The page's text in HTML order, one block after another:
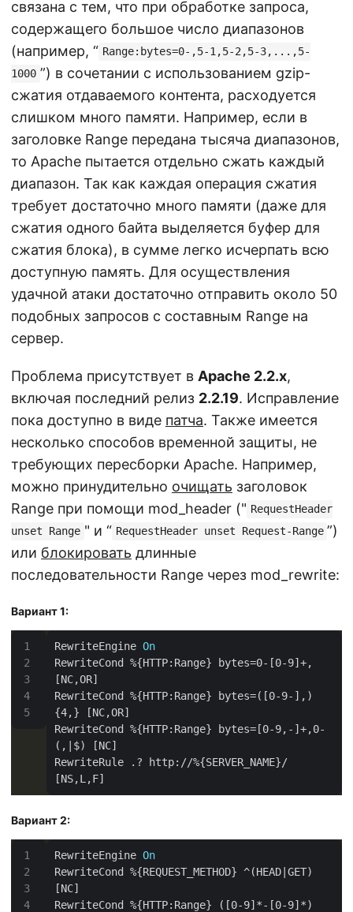
связана с тем, что при обработке запроса,
содержащего большое число диапазонов
(например, “ Range:bytes=0-,5-1,5-2,5-3,...,5-
1000 ”) в сочетании с использованием gzip-
сжатия отдаваемого контента, расходуется
слишком много памяти. Например, если в
заголовке Range передана тысяча диапазонов,
то Apache пытается отдельно сжать каждый
диапазон. Так как каждая операция сжатия
требует достаточно много памяти (даже для
сжатия одного байта выделяется буфер для
сжатия блока), в сумме легко исчерпать всю
доступную память. Для осуществления
удачной атаки достаточно отправить около 50
подобных запросов с составным Range на
сервер.
Проблема присутствует в Apache 2.2.x,
включая последний релиз 2.2.19. Исправление
пока доступно в виде патча. Также имеется
несколько способов временной защиты, не
требующих пересборки Apache. Например,
можно принудительно очищать заголовок
Range при помощи mod_header (" RequestHeader
unset Range " и “ RequestHeader unset Request-Range ”)
или блокировать длинные
последовательности Range через mod_rewrite:
Вариант 1:
3
4
5
RewriteEngine On
RewriteCond %{HTTP:Range} bytes=0-[0-9]+,
RewriteCond %{HTTP:Range} bytes=([0-9-],)
RewriteCond %{HTTP:Range} bytes=[0-9,-]+,0-
RewriteRule .? http://%{SERVER_NAME}/
Вариант 2:
3
4
RewriteEngine On
RewriteCond %{REQUEST_METHOD} ^(HEAD|GET)
RewriteCond %{HTTP:Range} ([0-9]*-[0-9]*)